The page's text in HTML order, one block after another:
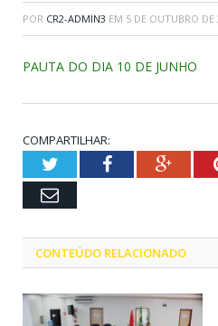
POR CR2-ADMIN3 EM 5 DE OUTUBRO DE
PAUTA DO DIA 10 DE JUNHO
COMPARTILHAR:
TwitterFacebook
Email
CONTEÚDO RELACIONADO